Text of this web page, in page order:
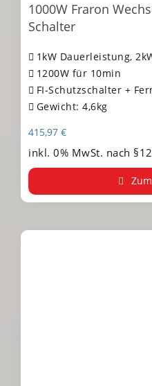
1000W Fraron
Schalter
1kW Dauerleistung,
1200W für 10min
FI-Schutzschalter +
Gewicht: 4,6kg
415,97 €
inkl. 0% MwSt. nach